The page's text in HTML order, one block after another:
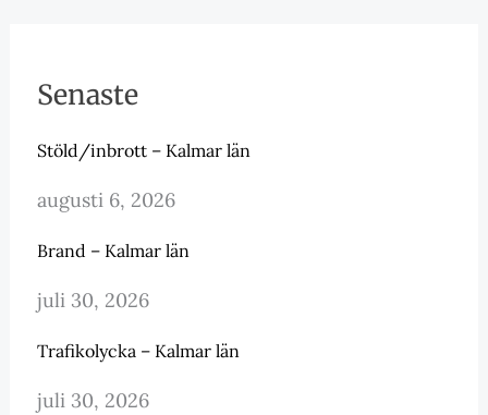
Senaste
Stöld/inbrott – Kalmar län
augusti 6, 2026
Brand – Kalmar län
juli 30, 2026
Trafikolycka – Kalmar län
juli 30, 2026